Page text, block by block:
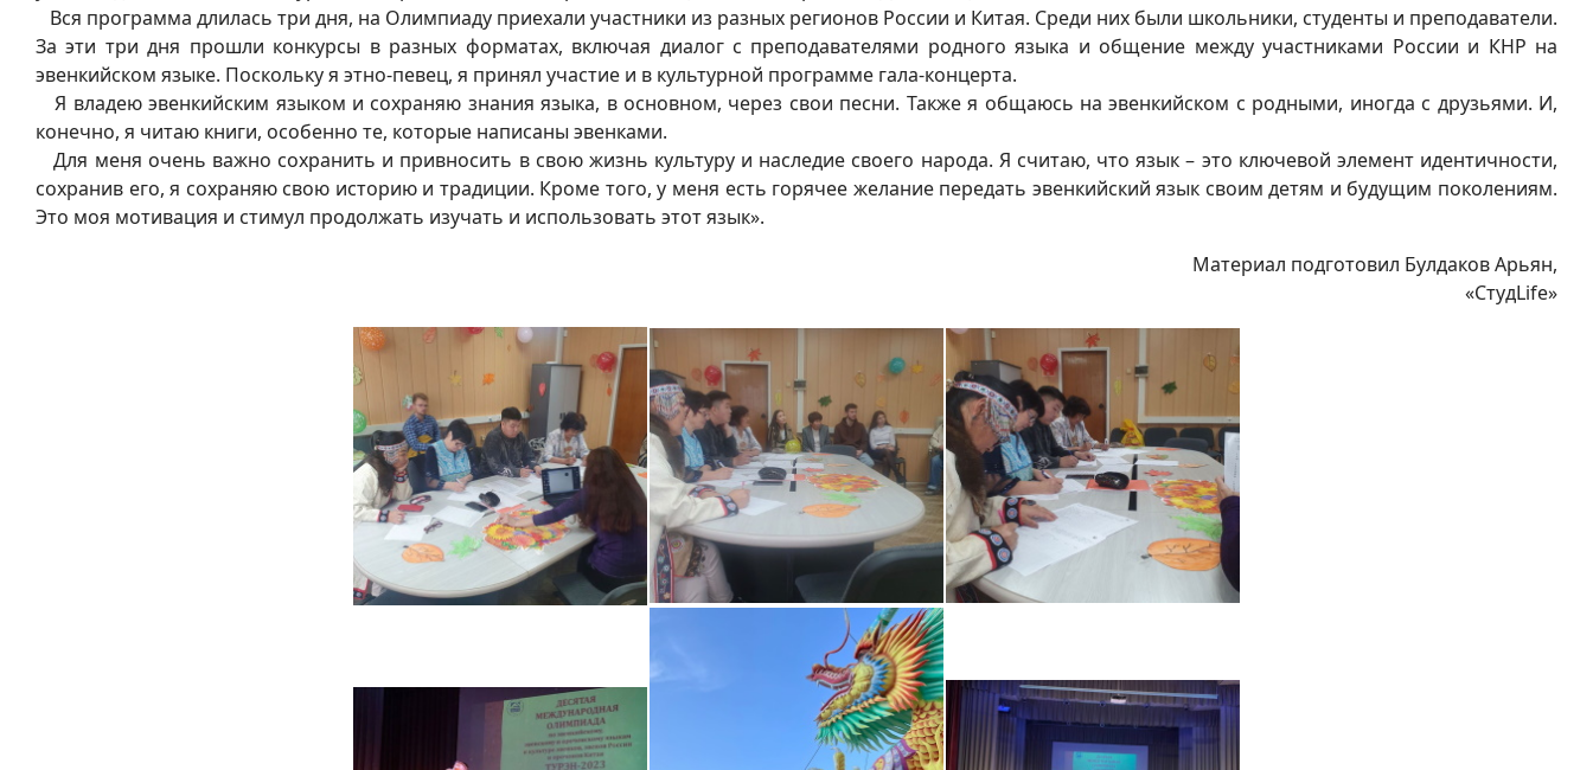
Вся программа длилась три дня, на Олимпиаду приехали участники из разных регионов России и Китая. Среди них были школьники, студенты и преподаватели.
За эти три дня прошли конкурсы в разных форматах, включая диалог с преподавателями родного языка и общение между участниками России и КНР на
эвенкийском языке. Поскольку я этно-певец, я принял участие и в культурной программе гала-концерта.
Я владею эвенкийским языком и сохраняю знания языка, в основном, через свои песни. Также я общаюсь на эвенкийском с родными, иногда с друзьями. И,
конечно, я читаю книги, особенно те, которые написаны эвенками.
Для меня очень важно сохранить и привносить в свою жизнь культуру и наследие своего народа. Я считаю, что язык – это ключевой элемент идентичности,
сохранив его, я сохраняю свою историю и традиции. Кроме того, у меня есть горячее желание передать эвенкийский язык своим детям и будущим поколениям.
Это моя мотивация и стимул продолжать изучать и использовать этот язык».
Материал подготовил Булдаков Арьян,
«СтудLife»